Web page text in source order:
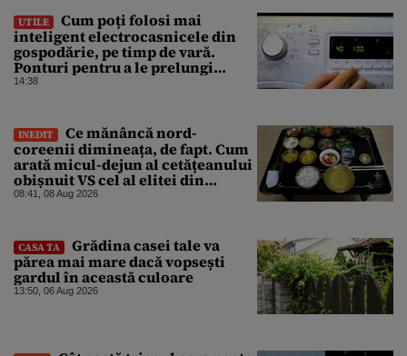
UTILE
Cum poți folosi mai
inteligent electrocasnicele din
gospodărie, pe timp de vară.
Ponturi pentru a le prelungi
durata de viață
14:38
INEDIT
Ce mănâncă nord-
coreenii dimineața, de fapt. Cum
arată micul-dejun al cetățeanului
obișnuit VS cel al elitei din
Phenian
08:41, 08 Aug 2026
CASA TA
Grădina casei tale va
părea mai mare dacă vopsești
gardul în această culoare
13:50, 06 Aug 2026